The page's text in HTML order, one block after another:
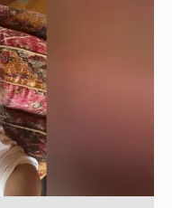
селфи без